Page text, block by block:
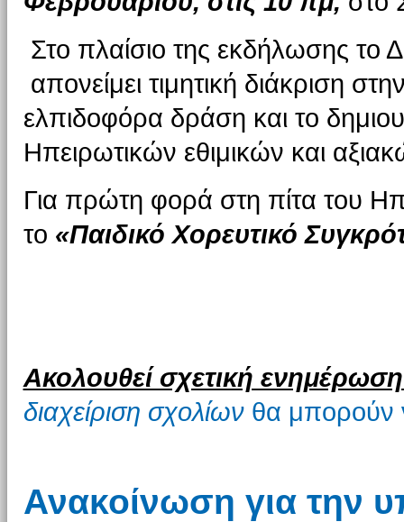
Στο πλαίσιο της εκδήλωσης
απονείμει τιμητική διάκριση
ελπιδοφόρα δράση και το
Ηπειρωτικών εθιμικών και
Για πρώτη φορά στη πίτα του
το «Παιδικό Χορευτικό
Ακολουθεί σχετική
διαχείριση σχολίωνθα μπορούν
Ανακοίνωση για την